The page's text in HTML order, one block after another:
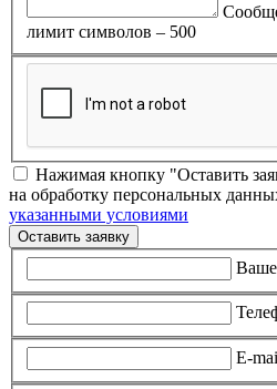
лимит символов – 500
Нажимая кнопку "Оставить
на обработку персональных
указанными условиями
Оставить заявку
E-